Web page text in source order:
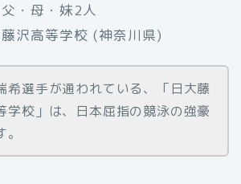
・母・妹2人
沢高等学校 (神奈川県)
希選手が通われている、「日大藤
学校」は、日本屈指の競泳の強豪